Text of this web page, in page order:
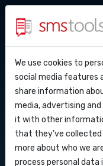
API Docs
Perche’
Blog
Accordo del
Contatti
Richiedi un
sms
quale
We use cookies to
social media features
share information
media, advertising
it with other
that they’ve
more about who we
process personal data